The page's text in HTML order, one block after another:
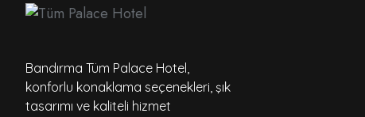
Bandırma Tüm Palace Hotel,
konforlu konaklama seçenekleri, şık
tasarımı ve kaliteli hizmet